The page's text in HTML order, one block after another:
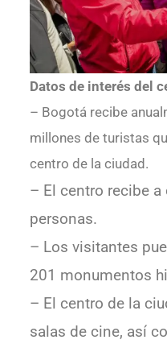
Datos de interés del
– Bogotá recibe
millones de turistas
centro de la ciudad.
– El centro recibe
personas.
– Los visitantes
201 monumentos
– El centro de la
salas de cine, así